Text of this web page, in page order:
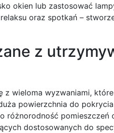
okien lub zastosować
oraz spotkań –
z
wieloma wyzwaniami,
powierzchnia do
różnorodność
dostosowanych do